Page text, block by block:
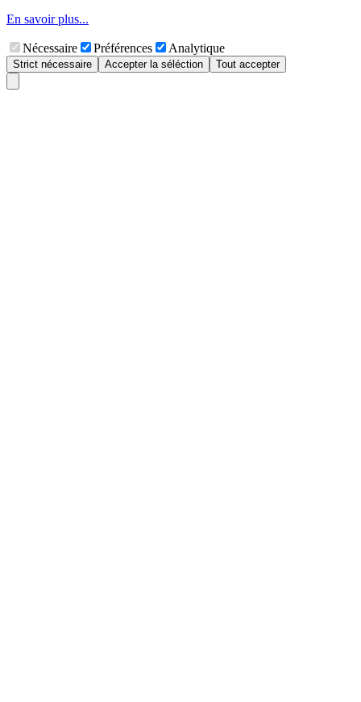
En savoir plus...
Nécessaire Préférences Analytique
Strict nécessaire Accepter la séléction Tout accepter